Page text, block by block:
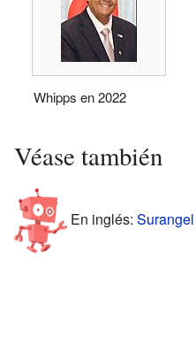
Whipps en 2022
Véase también
En inglés: